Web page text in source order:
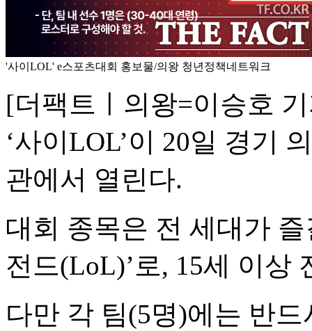
'사이LOL' e스포츠대회 홍보물/의왕 청년정책네트워크
[더팩트ㅣ의왕=이승호
‘사이LOL’이 20일 경기
관에서 열린다.
대회 종목은 전 세대가
전드(LoL)’로, 15세 이상
다만 각 팀(5명)에는 반